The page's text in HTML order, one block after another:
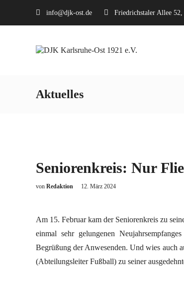
info@djk-ost.de Friedrichstaler Allee
Aktuelles
Seniorenkreis: Nur
von Redaktion 12. März 2024
Am 15. Februar kam der Seniorenkreis zu
einmal sehr gelungenen
Begrüßung der Anwesenden. Und wies auch
(Abteilungsleiter Fußball) zu seiner